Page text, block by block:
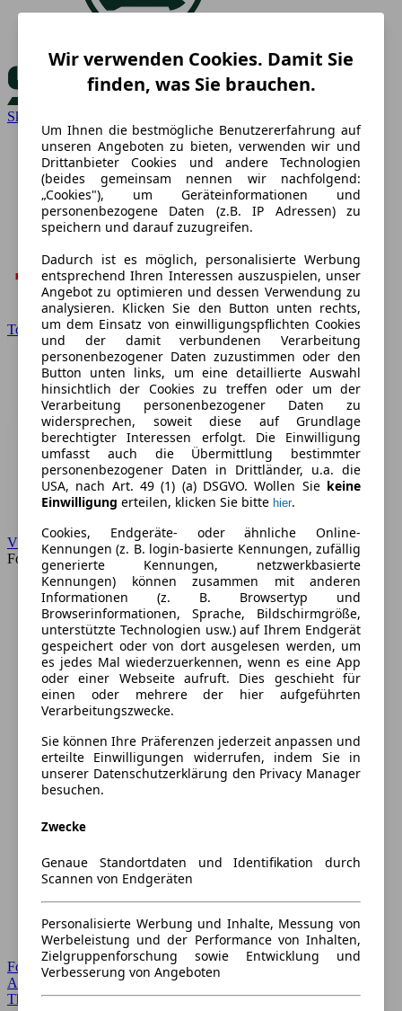
Skoda
Toyota
VW
Forum
Forum Startseite
Alle Auto-Foren
Themen-Forum
Wir verwenden Cookies. Damit Sie
finden, was Sie brauchen.
Um Ihnen die bestmögliche Benutzererfahrung auf
unseren Angeboten zu bieten, verwenden wir und
Drittanbieter Cookies und andere Technologien
(beides gemeinsam nennen wir nachfolgend:
„Cookies"), um Geräteinformationen und
personenbezogene Daten (z.B. IP Adressen) zu
speichern und darauf zuzugreifen.
Dadurch ist es möglich, personalisierte Werbung
entsprechend Ihren Interessen auszuspielen, unser
Angebot zu optimieren und dessen Verwendung zu
analysieren. Klicken Sie den Button unten rechts,
um dem Einsatz von einwilligungspflichten Cookies
und der damit verbundenen Verarbeitung
personenbezogener Daten zuzustimmen oder den
Button unten links, um eine detaillierte Auswahl
hinsichtlich der Cookies zu treffen oder um der
Verarbeitung personenbezogener Daten zu
widersprechen, soweit diese auf Grundlage
berechtigter Interessen erfolgt. Die Einwilligung
umfasst auch die Übermittlung bestimmter
personenbezogener Daten in Drittländer, u.a. die
USA, nach Art. 49 (1) (a) DSGVO. Wollen Sie keine
Einwilligung erteilen, klicken Sie bitte hier.
Cookies, Endgeräte- oder ähnliche Online-
Kennungen (z. B. login-basierte Kennungen, zufällig
generierte Kennungen, netzwerkbasierte
Kennungen) können zusammen mit anderen
Informationen (z. B. Browsertyp und
Browserinformationen, Sprache, Bildschirmgröße,
unterstützte Technologien usw.) auf Ihrem Endgerät
gespeichert oder von dort ausgelesen werden, um
es jedes Mal wiederzuerkennen, wenn es eine App
oder einer Webseite aufruft. Dies geschieht für
einen oder mehrere der hier aufgeführten
Verarbeitungszwecke.
Sie können Ihre Präferenzen jederzeit anpassen und
erteilte Einwilligungen widerrufen, indem Sie in
unserer Datenschutzerklärung den Privacy Manager
besuchen.
Zwecke
Genaue Standortdaten und Identifikation durch
Scannen von Endgeräten
Personalisierte Werbung und Inhalte, Messung von
Werbeleistung und der Performance von Inhalten,
Zielgruppenforschung sowie Entwicklung und
Verbesserung von Angeboten